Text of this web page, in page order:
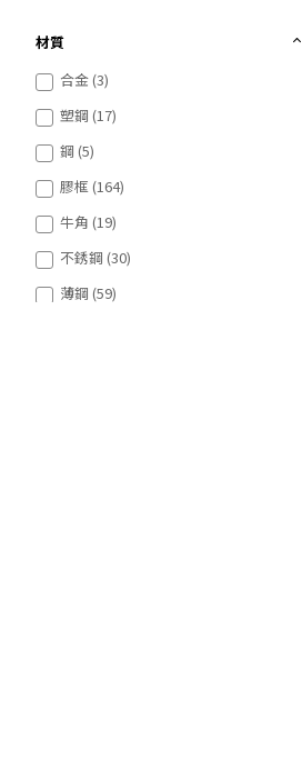
材質
合金 (3)
塑鋼 (17)
鋼 (5)
膠框 (164)
牛角 (19)
不銹鋼 (30)
薄鋼 (59)